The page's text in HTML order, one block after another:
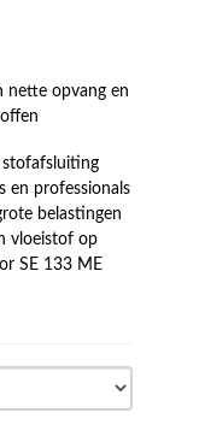
nette opvang en
stofafsluiting
en professionals
belastingen
vloeistof op
SE 133 ME